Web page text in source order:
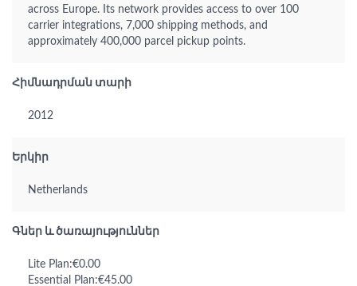
across Europe. Its network provides access to over 100
carrier integrations, 7,000 shipping methods, and
approximately 400,000 parcel pickup points.
Հիմնադրման տարի
2012
Երկիր
Netherlands
Գներ և ծառայություններ
Lite Plan:€0.00
Essential Plan:€45.00